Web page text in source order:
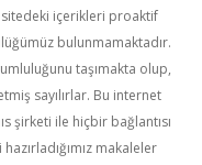
içerikleri proaktif
bulunmamaktadır.
taşımakta olup,
sayılırlar. Bu internet
şirketi ile hiçbir bağlantısı
makaleler